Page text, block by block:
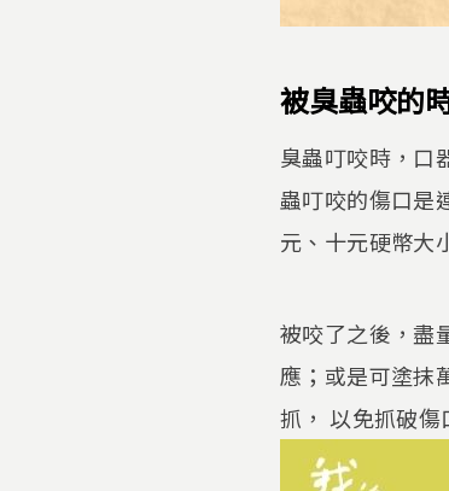
被臭蟲咬的
臭蟲叮咬時，口
蟲叮咬的傷口是
元、十元硬幣大
被咬了之後，盡
應；或是可塗抹
抓， 以免抓破